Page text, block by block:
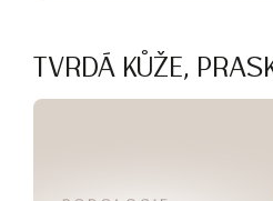
TVRDÁ KŮŽE,